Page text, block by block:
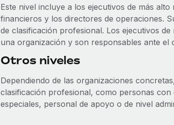
Este nivel incluye a los ejecutivos de más
financieros y los directores de operaciones.
de clasificación profesional. Los ejecutivos
una organización y son responsables ante el
Otros niveles
Dependiendo de las organizaciones
clasificación profesional, como personas
especiales, personal de apoyo o de nivel